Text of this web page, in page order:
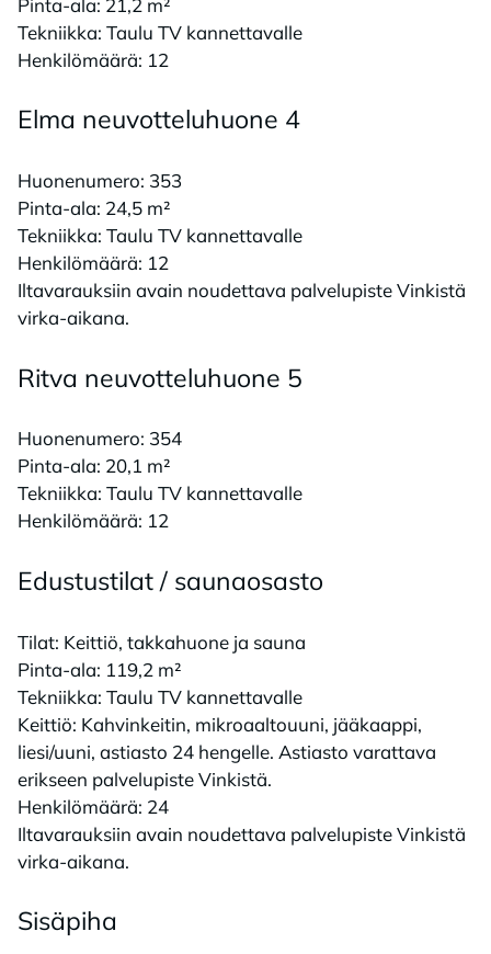
Pinta-ala: 21,2 m²
Tekniikka: Taulu TV kannettavalle
Henkilömäärä: 12
Elma neu­vot­te­lu­huo­ne 4
Huonenumero: 353
Pinta-ala: 24,5 m²
Tekniikka: Taulu TV kannettavalle
Henkilömäärä: 12
Iltavarauksiin avain noudettava palvelupiste Vinkistä
virka-aikana.
Rit­va neu­vot­te­lu­huo­ne 5
Huonenumero: 354
Pinta-ala: 20,1 m²
Tekniikka: Taulu TV kannettavalle
Henkilömäärä: 12
Edus­tus­ti­lat / sau­nao­sas­to
Tilat: Keittiö, takkahuone ja sauna
Pinta-ala: 119,2 m²
Tekniikka: Taulu TV kannettavalle
Keittiö: Kahvinkeitin, mikroaaltouuni, jääkaappi,
liesi/uuni, astiasto 24 hengelle. Astiasto varattava
erikseen palvelupiste Vinkistä.
Henkilömäärä: 24
Iltavarauksiin avain noudettava palvelupiste Vinkistä
virka-aikana.
Si­sä­pi­ha